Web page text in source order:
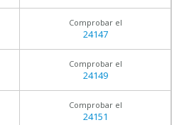
Comprobar el
24147
Comprobar el
24149
Comprobar el
24151